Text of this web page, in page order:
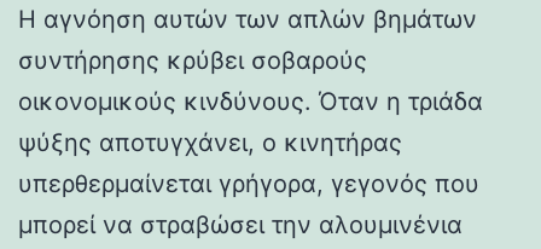
Η αγνόηση αυτών των απλών βημάτων
συντήρησης κρύβει σοβαρούς
οικονομικούς κινδύνους. Όταν η τριάδα
ψύξης αποτυγχάνει, ο κινητήρας
υπερθερμαίνεται γρήγορα, γεγονός που
μπορεί να στραβώσει την αλουμινένια